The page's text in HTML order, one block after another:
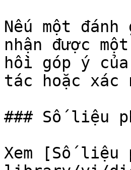
Nếu một
nhận được
hồi góp ý
tác hoặc xác
### Số liệu
Xem [Số